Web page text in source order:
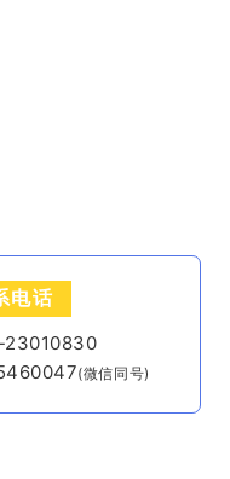
电话
(微信同号)